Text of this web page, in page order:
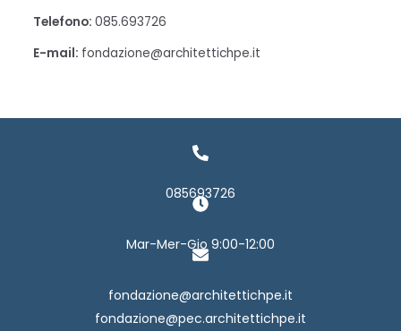
Telefono:085.693726
E-mail: fondazione@architettichpe.it
085693726
Mar-Mer-Gio 9:00-12:00
fondazione@architettichpe.it
fondazione@pec.architettichpe.it